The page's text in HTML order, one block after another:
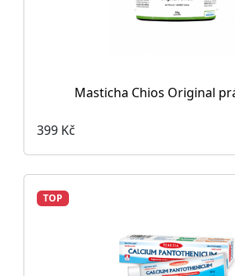
Masticha Chios Original
399 Kč
TOP